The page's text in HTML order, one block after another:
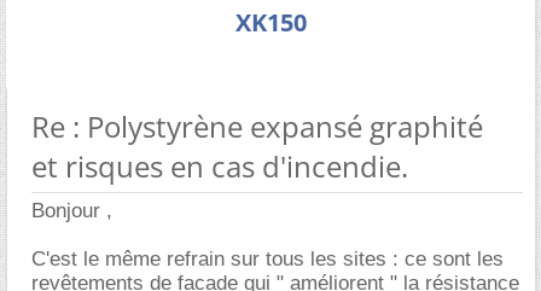
XK150
Re : Polystyrène expansé graphité
et risques en cas d'incendie.
Bonjour ,
C'est le même refrain sur tous les sites : ce sont les
revêtements de facade qui " améliorent " la résistance